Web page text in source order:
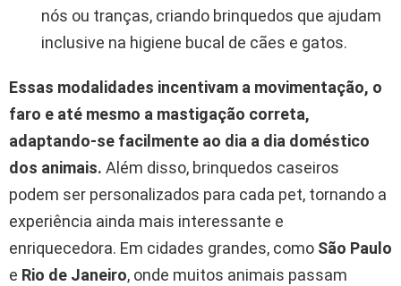
nós ou tranças, criando brinquedos que ajudam
inclusive na higiene bucal de cães e gatos.
Essas modalidades incentivam a movimentação, o
faro e até mesmo a mastigação correta,
adaptando-se facilmente ao dia a dia doméstico
dos animais. Além disso, brinquedos caseiros
podem ser personalizados para cada pet, tornando a
experiência ainda mais interessante e
enriquecedora. Em cidades grandes, como São Paulo
e Rio de Janeiro, onde muitos animais passam